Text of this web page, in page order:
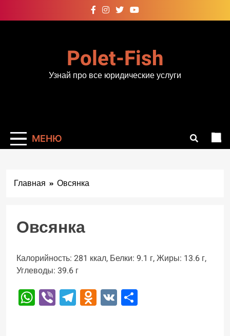
к
Polet-Fish
Узнай про все юридические услуги
МЕНЮ
Главная Овсянка
Овсянка
Калорийность: 281 ккал, Белки: 9.1 г, Жиры: 13.6 г,
Углеводы: 39.6 г
WhatsApp
ViberTelegram
Odnoklassniki
VK